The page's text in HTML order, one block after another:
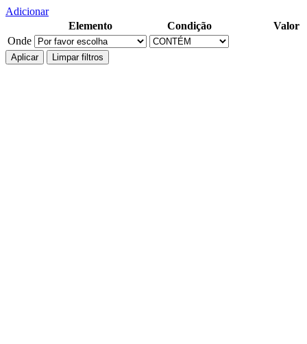
Adicionar
Onde
Elemento Condição Valor